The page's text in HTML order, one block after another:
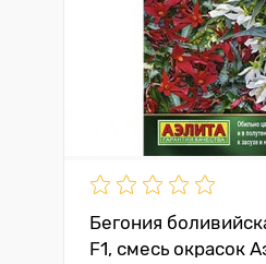
Бегония
F1, смесь окрасок